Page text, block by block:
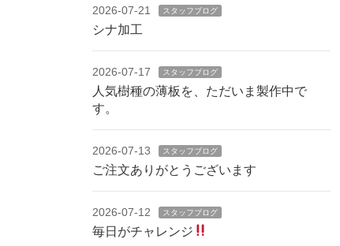
2026-07-21 スタッフブログ
シナ加工
2026-07-17 スタッフブログ
人気樹種の薄板を、ただいま製作中で
す。
2026-07-13 スタッフブログ
ご注文ありがとうございます
2026-07-12 スタッフブログ
毎日がチャレンジ